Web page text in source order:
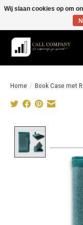
Vóór 19:00 besteld morgen in
Home / Book Case met
Wij slaan cookies op om